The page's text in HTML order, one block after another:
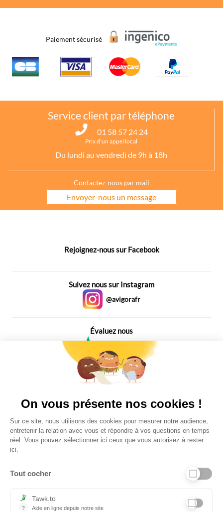
Paiement sécurisé
Service client par téléphone
01 58 57 24 24
Prix d’un appel local
Du lundi au vendredi de 9h à 18h
Contactez-nous par mail
Envoyer-nous un message
Rejoignez-nous sur Facebook
Suivez nous sur Instagram
@avigorafr
Évaluez nous
Plus de 650 Avis
On vous présente nos cookies !
Sur ce site, nous utilisons des cookies pour mesurer notre audience,
entretenir la relation avec vous et répondre à vos questions en temps
réel. Vous pouvez sélectionner ici ceux que vous autorisez à rester
ici.
Tout cocher
?
Tawk.to
Aide en ligne depuis notre site